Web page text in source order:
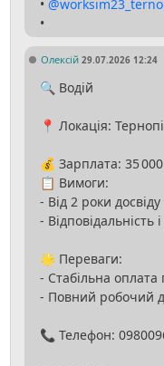
•
Олексій 29.07.2026 12:24
🔍 Водій
📍 Локація:
💰 Зарплата: 35 000
📋 Вимоги:
- Від 2 роки
- Відповідальність
🌟 Переваги:
- Стабільна оплата
- Повний робочий
📞 Телефон: